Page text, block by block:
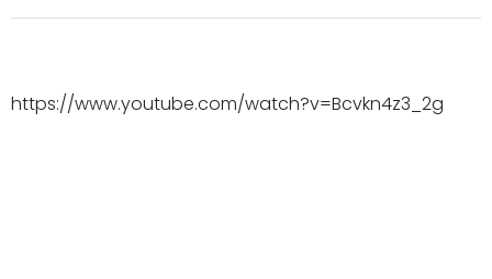
https://www.youtube.com/watch?v=Bcvkn4z3_2g